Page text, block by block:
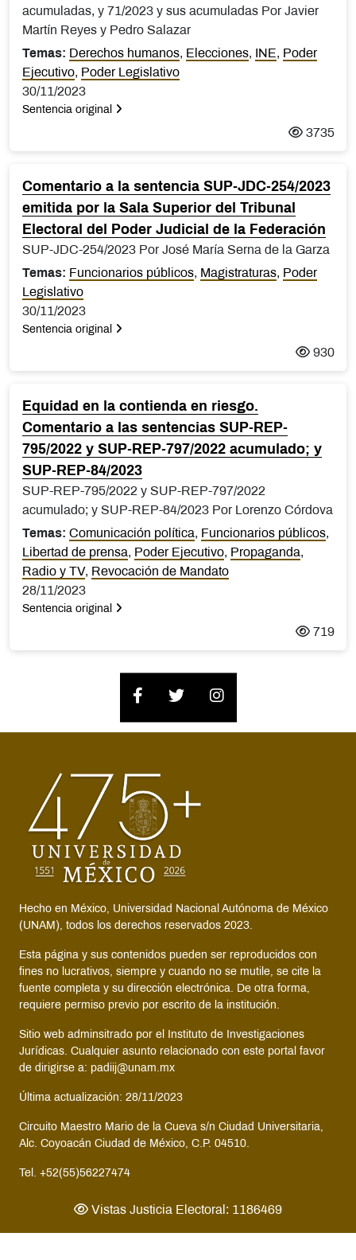
acumuladas, y 71/2023 y sus acumuladas Por Javier
Martín Reyes y Pedro Salazar
Temas: Derechos humanos, Elecciones, INE, Poder
Ejecutivo, Poder Legislativo
30/11/2023
Sentencia original
3735
Comentario a la sentencia SUP-JDC-254/2023
emitida por la Sala Superior del Tribunal
Electoral del Poder Judicial de la Federación
SUP-JDC-254/2023 Por José María Serna de la Garza
Temas: Funcionarios públicos, Magistraturas, Poder
Legislativo
30/11/2023
Sentencia original
930
Equidad en la contienda en riesgo.
Comentario a las sentencias SUP-REP-
795/2022 y SUP-REP-797/2022 acumulado; y
SUP-REP-84/2023
SUP-REP-795/2022 y SUP-REP-797/2022
acumulado; y SUP-REP-84/2023 Por Lorenzo Córdova
Temas: Comunicación política, Funcionarios públicos,
Libertad de prensa, Poder Ejecutivo, Propaganda,
Radio y TV, Revocación de Mandato
28/11/2023
Sentencia original
719
Hecho en México, Universidad Nacional Autónoma de México
(UNAM), todos los derechos reservados 2023.
Esta página y sus contenidos pueden ser reproducidos con
fines no lucrativos, siempre y cuando no se mutile, se cite la
fuente completa y su dirección electrónica. De otra forma,
requiere permiso previo por escrito de la institución.
Sitio web adminsitrado por el Instituto de Investigaciones
Jurídicas. Cualquier asunto relacionado con este portal favor
de dirigirse a: padiij@unam.mx
Última actualización: 28/11/2023
Circuito Maestro Mario de la Cueva s/n Ciudad Universitaria,
Alc. Coyoacán Ciudad de México, C.P. 04510.
Tel. +52(55)56227474
Vistas Justicia Electoral: 1186469